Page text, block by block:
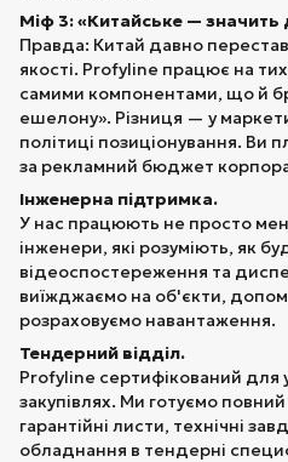
Міф 3: «Китайське — значить
Правда: Китай давно
якості. Profyline працює на
самими компонентами, що й
ешелону». Різниця — у
політиці позиціонування. Ви
за рекламний бюджет
Інженерна підтримка.
У нас працюють не просто
інженери, які розуміють, як
відеоспостереження та
виїжджаємо на об'єкти,
розраховуємо навантаження.
Тендерний відділ.
Profyline сертифікований для
закупівлях. Ми готуємо
гарантійні листи, технічні
обладнання в тендерні